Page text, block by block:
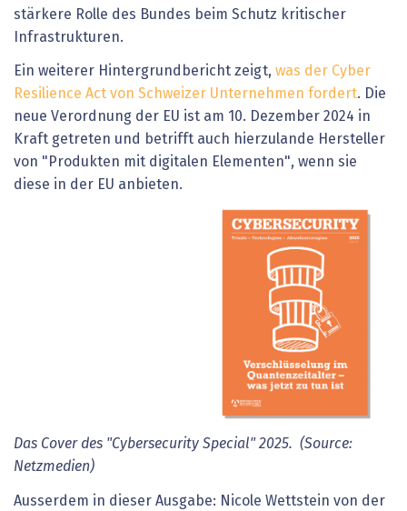
stärkere Rolle des Bundes beim Schutz kritischer
Infrastrukturen.
Ein weiterer Hintergrundbericht zeigt, was der Cyber
Resilience Act von Schweizer Unternehmen fordert. Die
neue Verordnung der EU ist am 10. Dezember 2024 in
Kraft getreten und betrifft auch hierzulande Hersteller
von "Produkten mit digitalen Elementen", wenn sie
diese in der EU anbieten.
Das Cover des "Cybersecurity Special" 2025. (Source:
Netzmedien)
Ausserdem in dieser Ausgabe: Nicole Wettstein von der